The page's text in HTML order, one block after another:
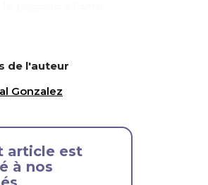
de l'auteur
Gonzalez
article est
à nos